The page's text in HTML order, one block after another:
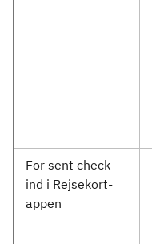
For sent check
ind i Rejsekort-
appen